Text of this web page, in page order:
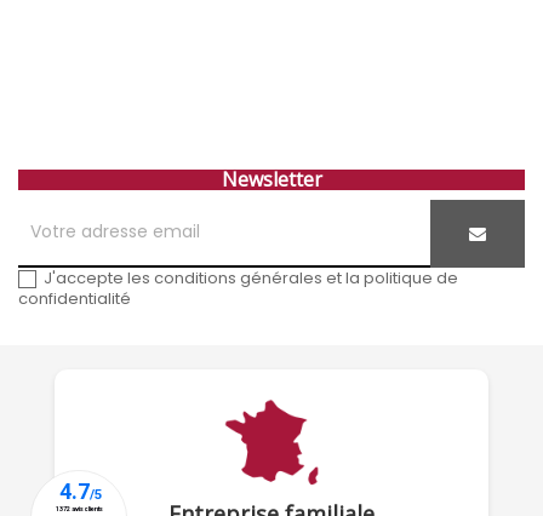
Newsletter
J'accepte les conditions générales et la politique de
confidentialité